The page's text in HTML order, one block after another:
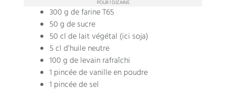
POUR 1 DIZAINE
300 g de farine T65
50 g de sucre
50 cl de lait végétal (ici soja)
5 cl d’huile neutre
100 g de levain rafraîchi
1 pincée de vanille en poudre
1 pincée de sel